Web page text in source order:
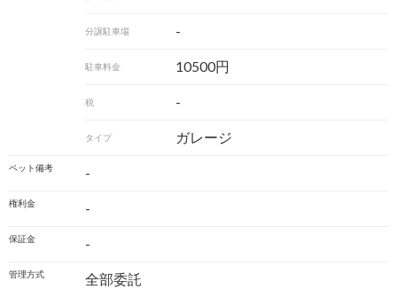
分譲駐車場 -
駐車料金 10500円
税 -
タイプ ガレージ
ペット備考 -
権利金 -
保証金 -
管理方式 全部委託